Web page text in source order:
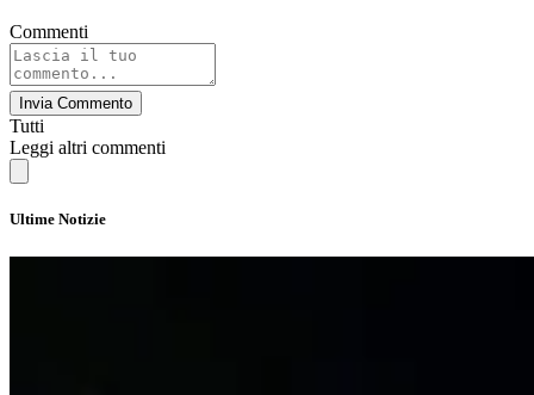
Commenti
Invia Commento
Tutti
Leggi altri commenti
Ultime Notizie